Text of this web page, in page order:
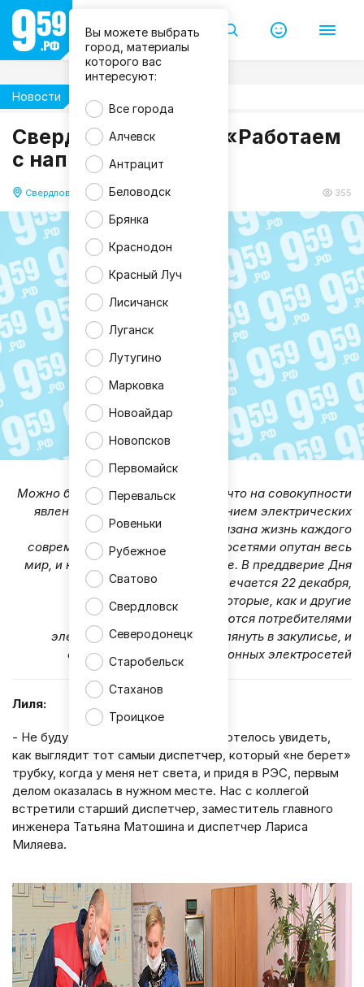
Вы можете выбрать
город, материалы
которого вас
интересуют:
Все города
Алчевск
Антрацит
Беловодск
Брянка
Краснодон
Красный Луч
Лисичанск
Луганск
Лутугино
Марковка
Новоайдар
Новопсков
Первомайск
Перевальск
Ровеньки
Рубежное
Сватово
Свердловск
Северодонецк
Старобельск
Стаханов
Троицкое
Новости
Свердловский РЭС: «Работаем
с напряжением!»
Свердловск 18.12.2020 10:02 355
Можно без сомнения утверждать, что на совокупности
явлений, обусловленных движением электрических
зарядов, сегодня завязана жизнь каждого
современного человека. Электросетями опутан весь
мир, и наш город – не исключение. В преддверие Дня
энергетика, который отмечается 22 декабря,
корреспонденты «ТГ», которые, как и другие
свердловчане, являются потребителями
электроэнергии, решили заглянуть в закулисье, и
отправились в службу районных электросетей
Лиля:
- Не буду кривить душой, – всегда хотелось увидеть,
как выглядит тот самый диспетчер, который «не берет»
трубку, когда у меня нет света, и придя в РЭС, первым
делом оказалась в нужном месте. Нас с коллегой
встретили старший диспетчер, заместитель главного
инженера Татьяна Матошина и диспетчер Лариса
Миляева.